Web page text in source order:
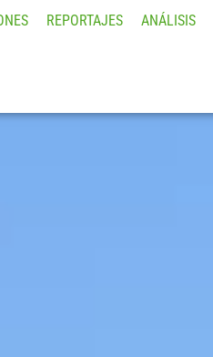
REPORTAJES ANÁLISIS